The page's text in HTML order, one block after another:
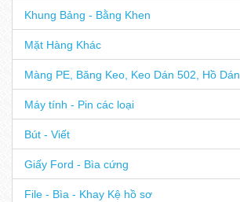
Khung Bảng - Bằng Khen
Mặt Hàng Khác
Màng PE, Băng Keo, Keo Dán 502, Hồ Dán
Máy tính - Pin các loại
Bút - Viết
Giấy Ford - Bìa cứng
File - Bìa - Khay Kệ hồ sơ